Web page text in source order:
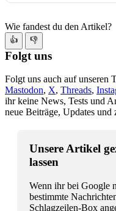
Wie fandest du den Artikel?
👍 👎
Folgt uns
Folgt uns auch auf unseren
Mastodon, X, Threads,
ihr keine News, Tests und
neue Beiträge, Updates
Unsere Artikel
lassen
Wenn ihr bei Google
bestimmte
Schlagzeilen-Box